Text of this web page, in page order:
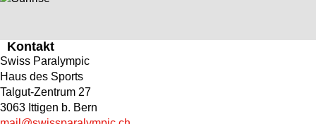
Kontakt
Swiss Paralympic
Haus des Sports
Talgut-Zentrum 27
3063 Ittigen b. Bern